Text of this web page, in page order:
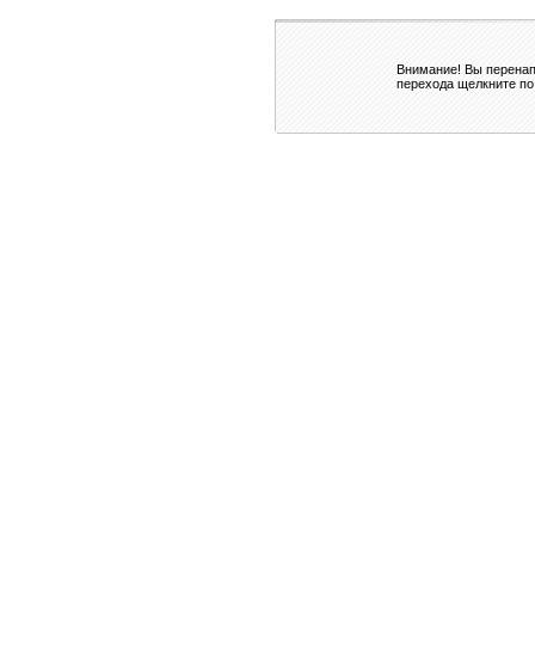
Внимание! Вы
перехода щелкните